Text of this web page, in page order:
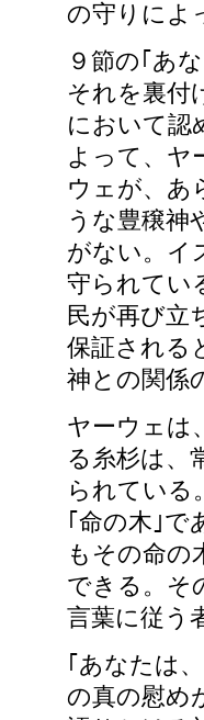
の守りによ
９節の｢あ
それを裏付
において認
よって、ヤ
ウェが、あ
うな豊穣神
がない。イ
守られてい
民が再び立
保証される
神との関係
ヤーウェは
る糸杉は、
られている
｢命の木｣で
もその命の
できる。そ
言葉に従う
｢あなたは
の真の慰め